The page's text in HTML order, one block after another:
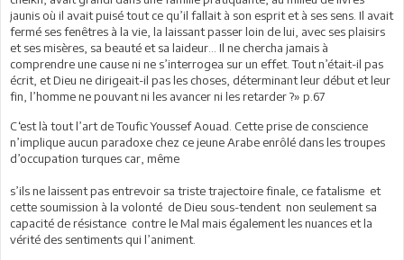
jaunis où il avait puisé tout ce qu’il fallait à son esprit et à ses sens. Il avait
fermé ses fenêtres à la vie, la laissant passer loin de lui, avec ses plaisirs
et ses misères, sa beauté et sa laideur… Il ne chercha jamais à
comprendre une cause ni ne s’interrogea sur un effet. Tout n’était-il pas
écrit, et Dieu ne dirigeait-il pas les choses, déterminant leur début et leur
fin, l’homme ne pouvant ni les avancer ni les retarder ?» p.67
C‘est là tout l’art de Toufic Youssef Aouad. Cette prise de conscience
n’implique aucun paradoxe chez ce jeune Arabe enrôlé dans les troupes
d’occupation turques car, même
s’ils ne laissent pas entrevoir sa triste trajectoire finale, ce fatalisme et
cette soumission à la volonté de Dieu sous-tendent non seulement sa
capacité de résistance contre le Mal mais également les nuances et la
vérité des sentiments qui l’animent.